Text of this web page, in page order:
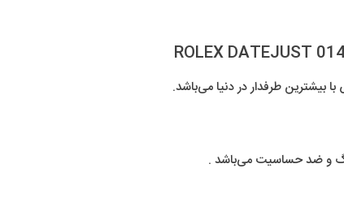
طرفدار در دنیا می‌باشد.
و ضد حساسیت می‌باشد .